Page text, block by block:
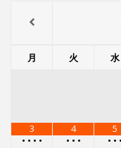
月 火 水
3
• • • •
4
• • •
5
• • •